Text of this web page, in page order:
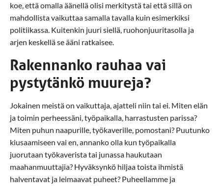
koe, että omalla äänellä olisi merkitystä tai että sillä on
mahdollista vaikuttaa samalla tavalla kuin esimerkiksi
politiikassa. Kuitenkin juuri siellä, ruohonjuuritasolla ja
arjen keskellä se ääni ratkaisee.
Rakennanko rauhaa vai
pystytänkö muureja?
Jokainen meistä on vaikuttaja, ajatteli niin tai ei. Miten elän
ja toimin perheessäni, työpaikalla, harrastusten parissa?
Miten puhun naapurille, työkaverille, pomostani? Puutunko
kiusaamiseen vai en, annanko olla kun työpaikalla
juorutaan työkaverista tai junassa haukutaan
maahanmuuttajia? Hyväksynkö hiljaa toista ihmistä
halventavat ja leimaavat puheet? Puheellamme ja